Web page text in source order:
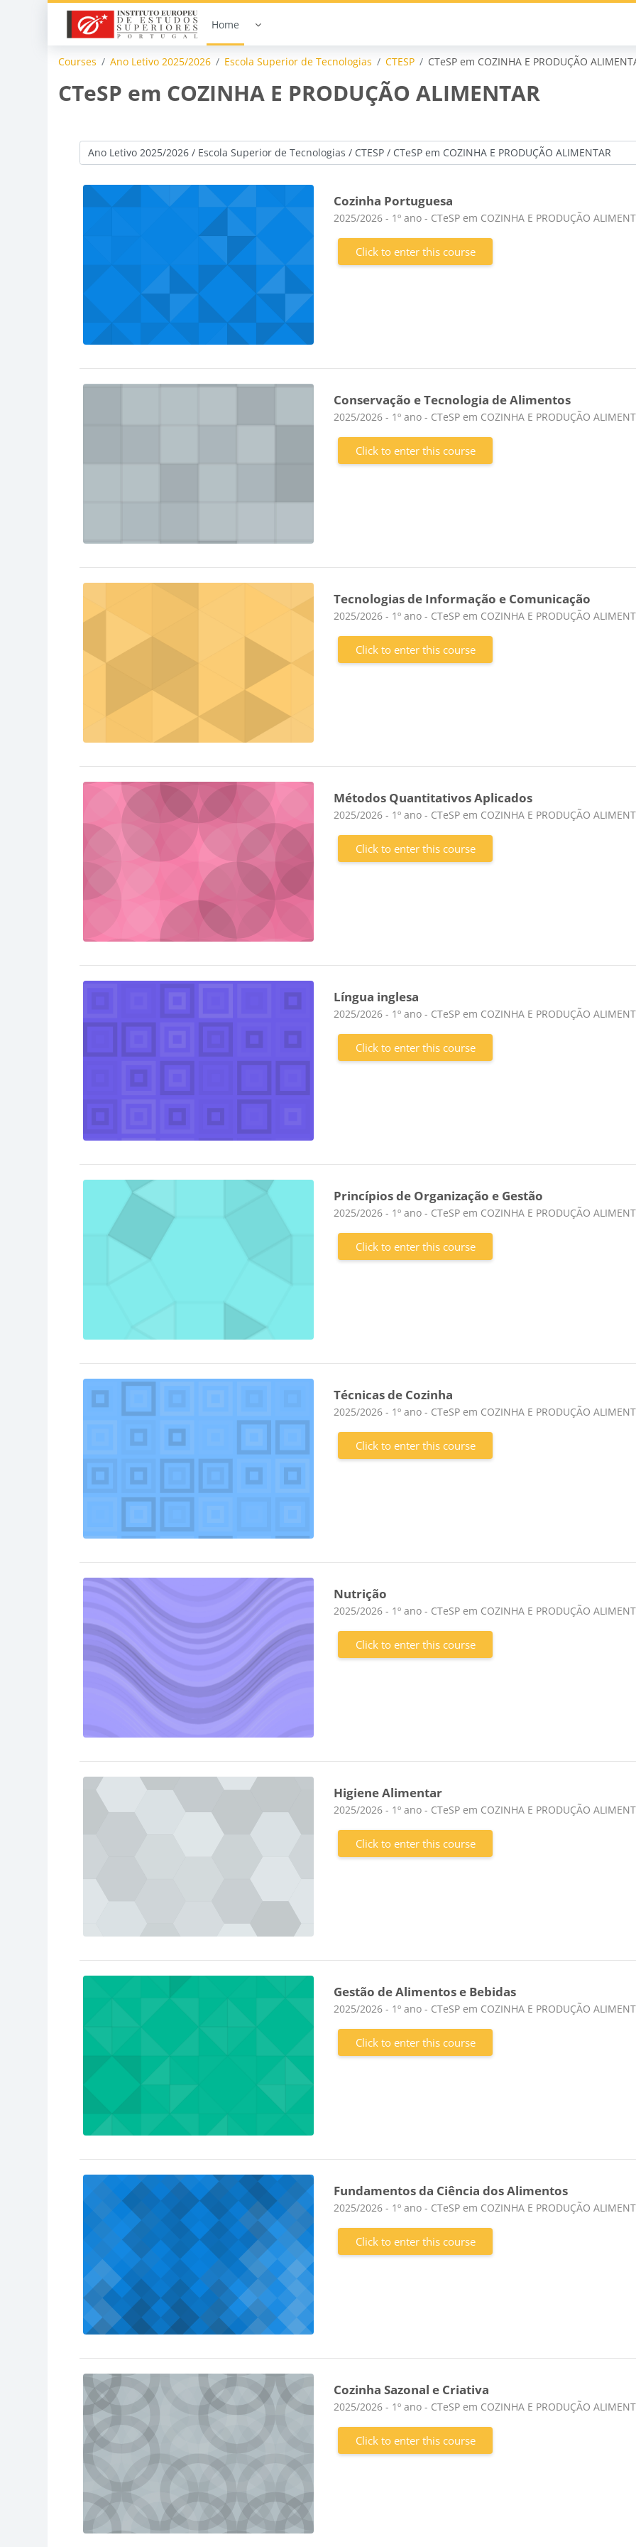
Skip to main content
Home
Courses Ano Letivo 2025/2026 Escola Superior de Tecnologias CTESP CTeSP em COZINHA E PRODUÇÃO
CTeSP em COZINHA E PRODUÇÃO ALIMENTAR
Course categories
Cozinha Portuguesa
Course category
2025/2026 - 1º ano - CTeSP em COZINHA E PRODUÇÃO
Click to enter this course
Conservação e Tecnologia de Alimentos
Course category
2025/2026 - 1º ano - CTeSP em COZINHA E PRODUÇÃO
Click to enter this course
Tecnologias de Informação e Comunicação
Course category
2025/2026 - 1º ano - CTeSP em COZINHA E PRODUÇÃO
Click to enter this course
Métodos Quantitativos Aplicados
Course category
2025/2026 - 1º ano - CTeSP em COZINHA E PRODUÇÃO
Click to enter this course
Língua inglesa
Course category
2025/2026 - 1º ano - CTeSP em COZINHA E PRODUÇÃO
Click to enter this course
Princípios de Organização e Gestão
Course category
2025/2026 - 1º ano - CTeSP em COZINHA E PRODUÇÃO
Click to enter this course
Técnicas de Cozinha
Course category
2025/2026 - 1º ano - CTeSP em COZINHA E PRODUÇÃO
Click to enter this course
Nutrição
Course category
2025/2026 - 1º ano - CTeSP em COZINHA E PRODUÇÃO
Click to enter this course
Higiene Alimentar
Course category
2025/2026 - 1º ano - CTeSP em COZINHA E PRODUÇÃO
Click to enter this course
Gestão de Alimentos e Bebidas
Course category
2025/2026 - 1º ano - CTeSP em COZINHA E PRODUÇÃO
Click to enter this course
Fundamentos da Ciência dos Alimentos
Course category
2025/2026 - 1º ano - CTeSP em COZINHA E PRODUÇÃO
Click to enter this course
Cozinha Sazonal e Criativa
Course category
2025/2026 - 1º ano - CTeSP em COZINHA E PRODUÇÃO
Click to enter this course